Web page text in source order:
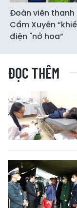
Đoàn viên thanh
Cẩm Xuyên
điện "nở hoa”
ĐỌC THÊM